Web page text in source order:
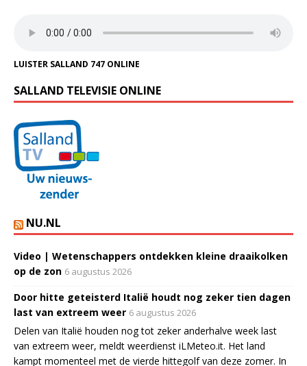
LUISTER SALLAND 747 ONLINE
SALLAND TELEVISIE ONLINE
NU.NL
Video | Wetenschappers ontdekken kleine draaikolken
op de zon 6 augustus 2026
Door hitte geteisterd Italië houdt nog zeker tien dagen
last van extreem weer 6 augustus 2026
Delen van Italië houden nog tot zeker anderhalve week last
van extreem weer, meldt weerdienst iLMeteo.it. Het land
kampt momenteel met de vierde hittegolf van deze zomer. In